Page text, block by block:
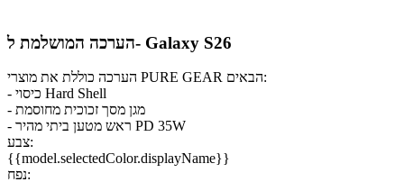
הערכה המושלמת ל- Galaxy S26
הערכה כוללת את מוצרי PURE GEAR הבאים:
- כיסוי Hard Shell
- מגן מסך זכוכית מחוסמת
- ראש מטען ביתי מהיר PD 35W
צבע:
{{model.selectedColor.displayName}}
נפח: